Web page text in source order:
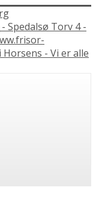
Spedalsø Torv 4 -
- Vi er alle